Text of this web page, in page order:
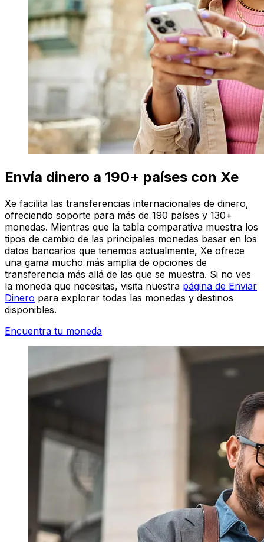
Envía dinero a 190+ países con Xe
Xe facilita las transferencias internacionales de dinero,
ofreciendo soporte para más de 190 países y 130+
monedas. Mientras que la tabla comparativa muestra los
tipos de cambio de las principales monedas basar en los
datos bancarios que tenemos actualmente, Xe ofrece
una gama mucho más amplia de opciones de
transferencia más allá de las que se muestra. Si no ves
la moneda que necesitas, visita nuestra página de Enviar
Dinero para explorar todas las monedas y destinos
disponibles.
Encuentra tu moneda